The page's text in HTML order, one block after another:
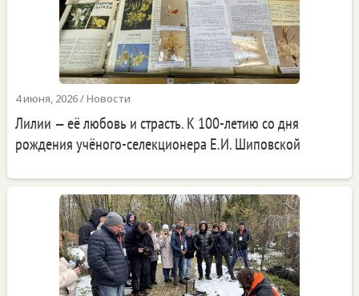
4 июня, 2026/Новости
Лилии — её любовь и страсть. К 100-летию со дня
рождения учёного-селекционера Е.И. Шиповской